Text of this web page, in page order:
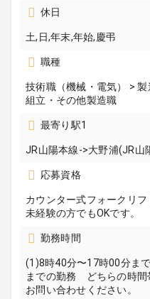
休日
土,日,年末,年始,慶弔
職種
技術職（機械・電気） >
組立・その他製造職
最寄り駅1
JR山陽本線->大野浦(JR山
応募資格
カウンター式フォークリ
未経験の方でもOKです。
勤務時間
(1)8時40分〜17時00分ま
までの勤務 どちらの時間
お問い合わせください。